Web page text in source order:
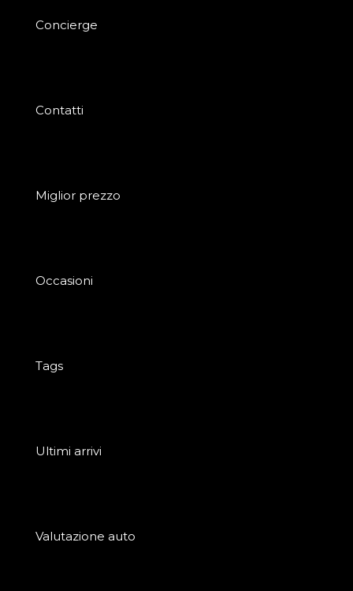
Concierge
Contatti
Miglior prezzo
Occasioni
Tags
Ultimi arrivi
Valutazione auto